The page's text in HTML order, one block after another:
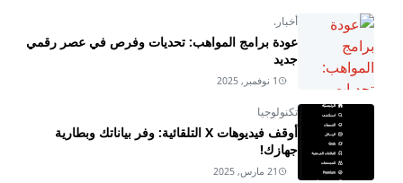
أخبار.
عودة برامج المواهب: تحديات وفرص في عصر رقمي
جديد
1 نوفمبر, 2025
تكنولوجيا
أوقف فيديوهات X التلقائية: وفر بياناتك وبطارية
جهازك!
21 مارس, 2025